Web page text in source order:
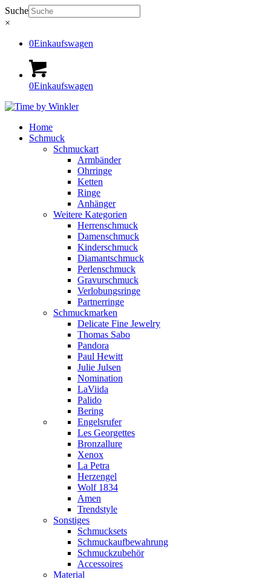
Suche
×
0Einkaufswagen
0Einkaufswagen
Home
Schmuck
Schmuckart
Armbänder
Ohrringe
Ketten
Ringe
Anhänger
Weitere Kategorien
Herrenschmuck
Damenschmuck
Kinderschmuck
Diamantschmuck
Perlenschmuck
Gravurschmuck
Verlobungsringe
Partnerringe
Schmuckmarken
Delicate Fine Jewelry
Thomas Sabo
Pandora
Paul Hewitt
Julie Julsen
Nomination
LaViida
Palido
Bering
Engelsrufer
Les Georgettes
Bronzallure
Xenox
La Petra
Herzengel
Wolf 1834
Amen
Trendstyle
Sonstiges
Schmucksets
Schmuckaufbewahrung
Schmuckzubehör
Accessoires
Material